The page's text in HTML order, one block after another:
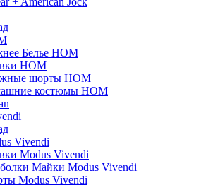
Белье HOM
HOM
шорты HOM
костюмы HOM
Vivendi
Modus Vivendi
Майки Modus Vivendi
Modus Vivendi